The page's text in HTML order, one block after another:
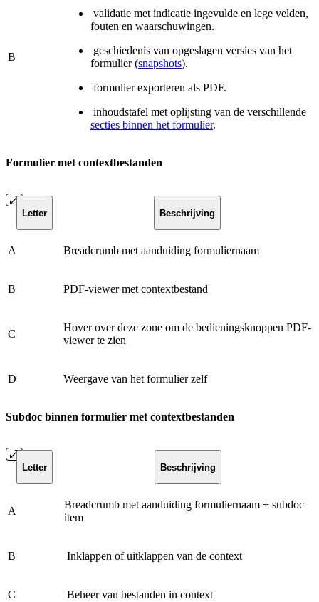
B
validatie met indicatie ingevulde en lege velden,
fouten en waarschuwingen.
geschiedenis van opgeslagen versies van het
formulier (snapshots).
formulier exporteren als PDF.
inhoudstafel met oplijsting van de verschillende
secties binnen het formulier.
Formulier met contextbestanden
Letter Beschrijving
A Breadcrumb met aanduiding formuliernaam
B PDF-viewer met contextbestand
C
Hover over deze zone om de bedieningsknoppen PDF-
viewer te zien
D Weergave van het formulier zelf
Subdoc binnen formulier met contextbestanden
Letter Beschrijving
A
Breadcrumb met aanduiding formuliernaam + subdoc
item
B Inklappen of uitklappen van de context
C Beheer van bestanden in context